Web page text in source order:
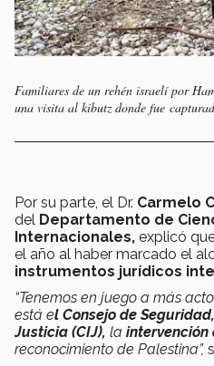
Familiares de un rehén israelí por
una visita al kibutz donde fue
Por su parte, el Dr. Carmelo
del Departamento de
Internacionales, explicó
el año al haber marcado el
instrumentos jurídicos
“Tenemos en juego a más
está el Consejo de
Justicia (CIJ), la intervención
reconocimiento de Palestina”,